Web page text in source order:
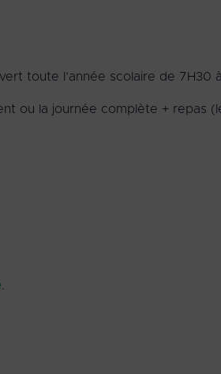
toute l’année scolaire de 7H30
ou la journée complète + repas
.